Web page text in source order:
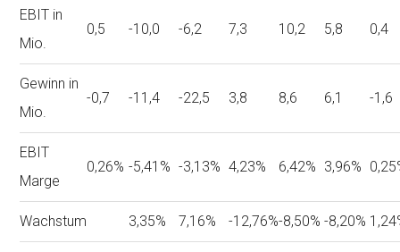
EBIT in
Mio.
0,5 -10,0 -6,2 7,3 10,2 5,8 0,4
Gewinn in
Mio.
-0,7 -11,4 -22,5 3,8 8,6 6,1 -1,6
EBIT
Marge
0,26% -5,41% -3,13% 4,23% 6,42% 3,96%
Wachstum 3,35% 7,16% -12,76%-8,50% -8,20%